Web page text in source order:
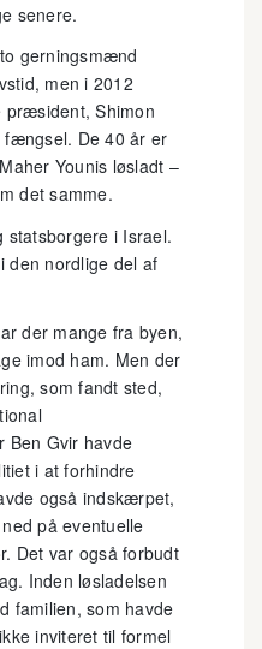
senere.
gerningsmænd
men i 2012
Shimon
fængsel. De 40 år er
Younis løsladt –
det samme.
i Israel.
den nordlige del af
der mange fra byen,
imod ham. Men der
som fandt sted,
Ben Gvir havde
i at forhindre
også indskærpet,
på eventuelle
Det var også forbudt
Inden løsladelsen
familien, som havde
inviteret til formel